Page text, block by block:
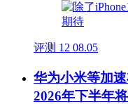
评测 12 08.05
华为小米等加
2026年下半年